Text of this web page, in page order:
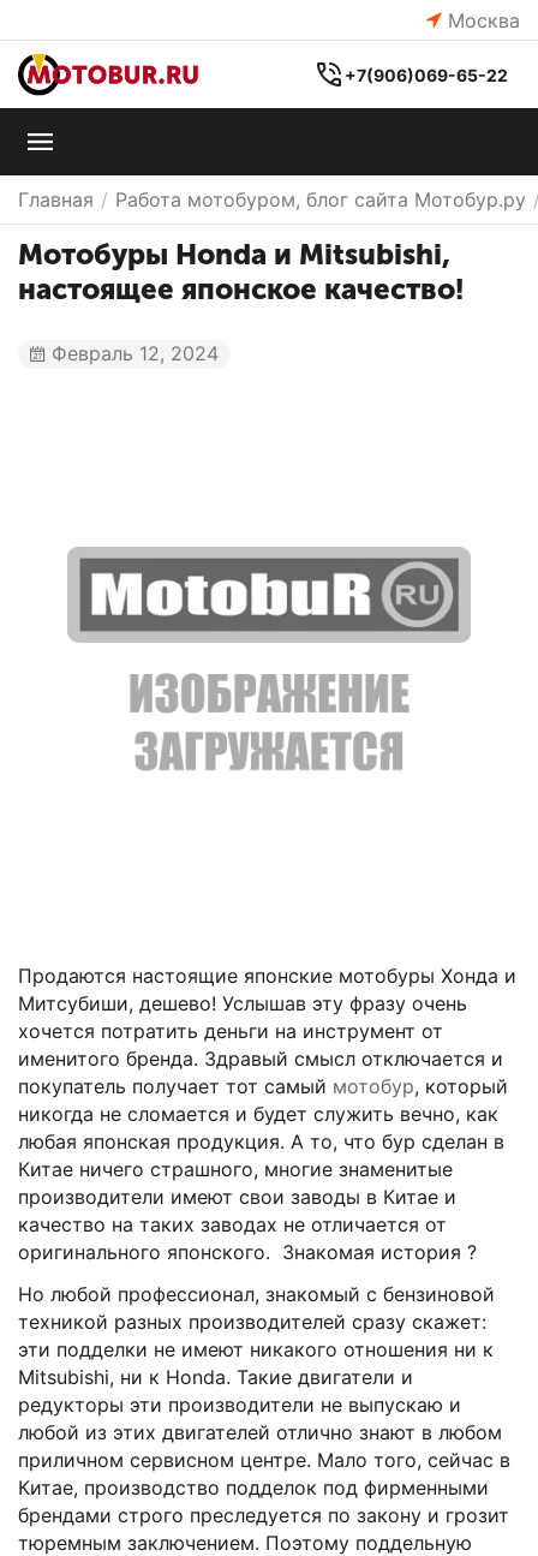
Москва
+7(906)069-65-22
Главная / Работа мотобуром, блог сайта Мотобур.ру
Мотобуры Honda и Mitsubishi,
настоящее японское качество!
Февраль 12, 2024
Продаются настоящие японские мотобуры Хонда и
Митсубиши, дешево! Услышав эту фразу очень
хочется потратить деньги на инструмент от
именитого бренда. Здравый смысл отключается и
покупатель получает тот самый мотобур, который
никогда не сломается и будет служить вечно, как
любая японская продукция. А то, что бур сделан в
Китае ничего страшного, многие знаменитые
производители имеют свои заводы в Китае и
качество на таких заводах не отличается от
оригинального японского. Знакомая история ?
Но любой профессионал, знакомый с бензиновой
техникой разных производителей сразу скажет:
эти подделки не имеют никакого отношения ни к
Mitsubishi, ни к Honda. Такие двигатели и
редукторы эти производители не выпускаю и
любой из этих двигателей отлично знают в любом
приличном сервисном центре. Мало того, сейчас в
Китае, производство подделок под фирменными
брендами строго преследуется по закону и грозит
тюремным заключением. Поэтому поддельную